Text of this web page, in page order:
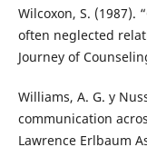
Wilcoxon, S. (1987).
often neglected
Journey of
Williams, A. G. y
communication
Lawrence Erlbaum